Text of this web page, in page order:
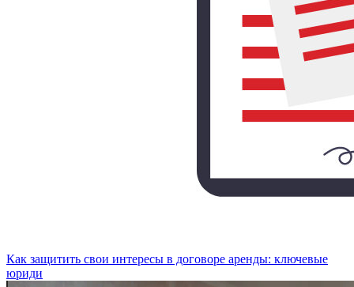
Как защитить свои интересы в договоре аренды: ключевые
юриди